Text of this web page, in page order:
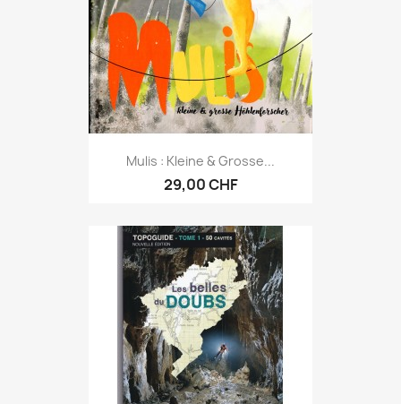
Mulis : Kleine & Grosse...
29,00 CHF